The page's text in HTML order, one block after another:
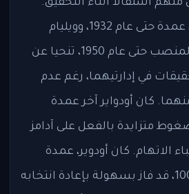
استقالا أثناء التحقيق.
جيمي ووكر، الذي كان عمدة حتى عام 1932، وويليام
أودواير، الذي شغل المنصب حتى عام 1950، تنحيا عن
في إدارتيهما، رغم عدم
كان أودواير آخر عمدة
متزايدة بالفعل على آدامز
الاتهام. كان أودوير، عمدة
مدينة نيويورك رقم 100، قد فاز بسهولة بإعادة انتخابه